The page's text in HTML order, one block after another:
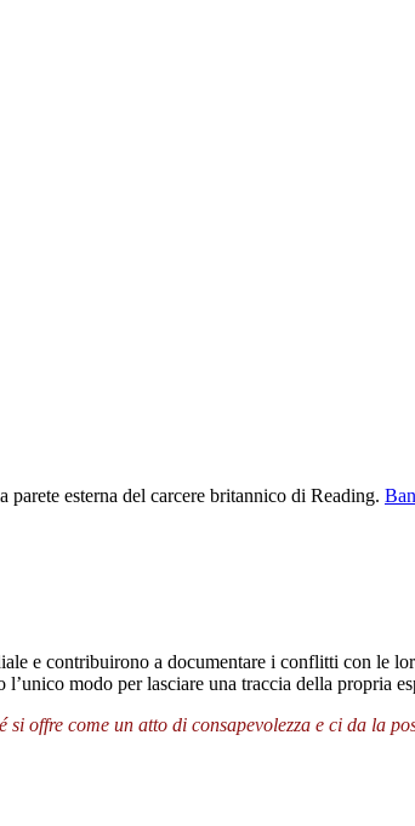
esterna del carcere britannico di Reading.
e contribuirono a documentare i conflitti con le
modo per lasciare una traccia della propria
offre come un atto di consapevolezza e ci da la